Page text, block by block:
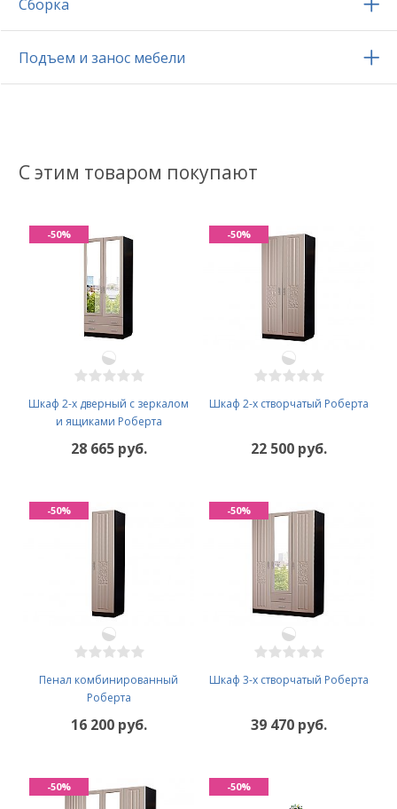
Сборка
Подъем и занос мебели
С этим товаром покупают
Шкаф 2-х дверный с зеркалом
и ящиками Роберта
28 665 руб.
-50%
Шкаф 2-х створчатый Роберта
22 500 руб.
-50%
Пенал комбинированный
Роберта
16 200 руб.
-50%
Шкаф 3-х створчатый Роберта
39 470 руб.
-50%
-50% -50%